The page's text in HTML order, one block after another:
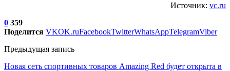
Источник: vc.ru
0 359
Поделится VKOK.ruFacebookTwitterWhatsAppTelegramViber
Предыдущая запись
Новая сеть спортивных товаров Amazing Red будет открыта в